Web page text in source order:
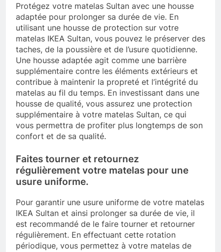
Protégez votre matelas Sultan avec une housse
adaptée pour prolonger sa durée de vie. En
utilisant une housse de protection sur votre
matelas IKEA Sultan, vous pouvez le préserver des
taches, de la poussière et de l’usure quotidienne.
Une housse adaptée agit comme une barrière
supplémentaire contre les éléments extérieurs et
contribue à maintenir la propreté et l’intégrité du
matelas au fil du temps. En investissant dans une
housse de qualité, vous assurez une protection
supplémentaire à votre matelas Sultan, ce qui
vous permettra de profiter plus longtemps de son
confort et de sa qualité.
Faites tourner et retournez
régulièrement votre matelas pour une
usure uniforme.
Pour garantir une usure uniforme de votre matelas
IKEA Sultan et ainsi prolonger sa durée de vie, il
est recommandé de le faire tourner et retourner
régulièrement. En effectuant cette rotation
périodique, vous permettez à votre matelas de